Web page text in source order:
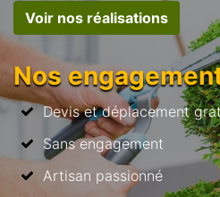
Voir nos réalisations
Nos
Devis et déplacement
Sans engagement
Artisan passionné